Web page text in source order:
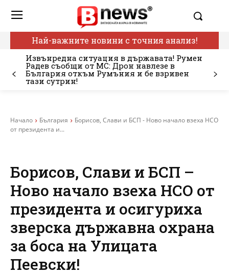
Най-важните новини с точния анализ!
Извънредна ситуация в държавата! Румен
Радев съобщи от МС: Дрон навлезе в
България откъм Румъния и бе взривен
тази сутрин!
Начало България
Борисов, Слави и БСП - Ново начало взеха НСО
от президента и...
Борисов, Слави и БСП –
Ново начало взеха НСО от
президента и осигуриха
зверска държавна охрана
за боса на Улицата
Пеевски!